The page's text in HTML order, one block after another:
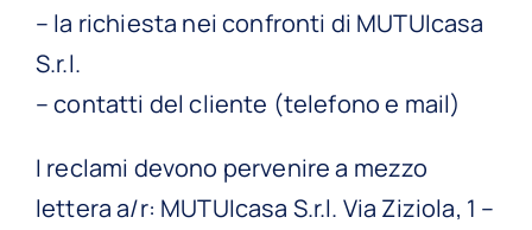
– la richiesta nei confronti di MUTUIcasa
S.r.l.
– contatti del cliente (telefono e mail)
I reclami devono pervenire a mezzo
lettera a/r: MUTUIcasa S.r.l. Via Ziziola, 1 –